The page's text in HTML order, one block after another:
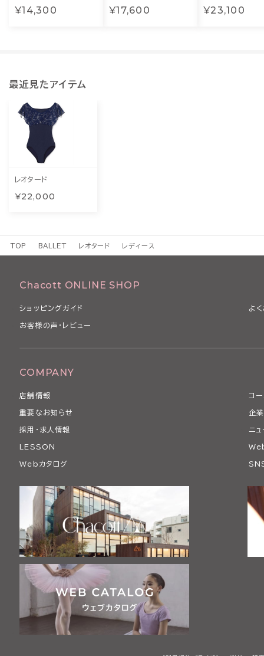
¥14,300 ¥17,600 ¥23,100
最近見たアイテム
レオタード
¥22,000
TOP BALLET レオタード レディース
Chacott ONLINE SHOP
ショッピングガイド よ
お客様の声・レビュー
COMPANY
店舗情報 コ
重要なお知らせ 企
採用・求人情報 ニ
LESSON
Webカタログ